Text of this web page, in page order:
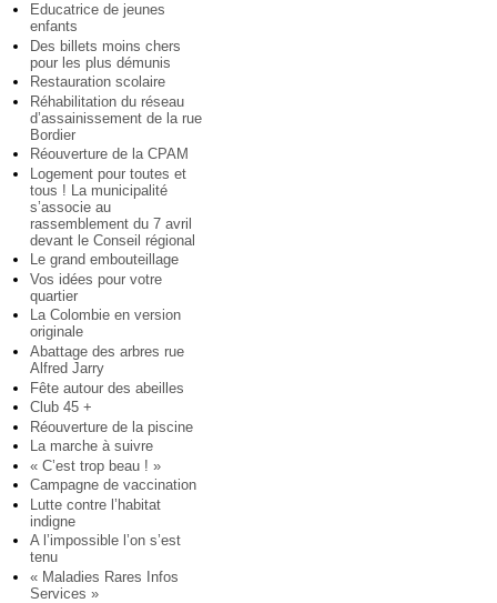
Educatrice de jeunes
enfants
Des billets moins chers
pour les plus démunis
Restauration scolaire
Réhabilitation du réseau
d’assainissement de la rue
Bordier
Réouverture de la CPAM
Logement pour toutes et
tous ! La municipalité
s’associe au
rassemblement du 7 avril
devant le Conseil régional
Le grand embouteillage
Vos idées pour votre
quartier
La Colombie en version
originale
Abattage des arbres rue
Alfred Jarry
Fête autour des abeilles
Club 45 +
Réouverture de la piscine
La marche à suivre
« C’est trop beau ! »
Campagne de vaccination
Lutte contre l’habitat
indigne
A l’impossible l’on s’est
tenu
« Maladies Rares Infos
Services »